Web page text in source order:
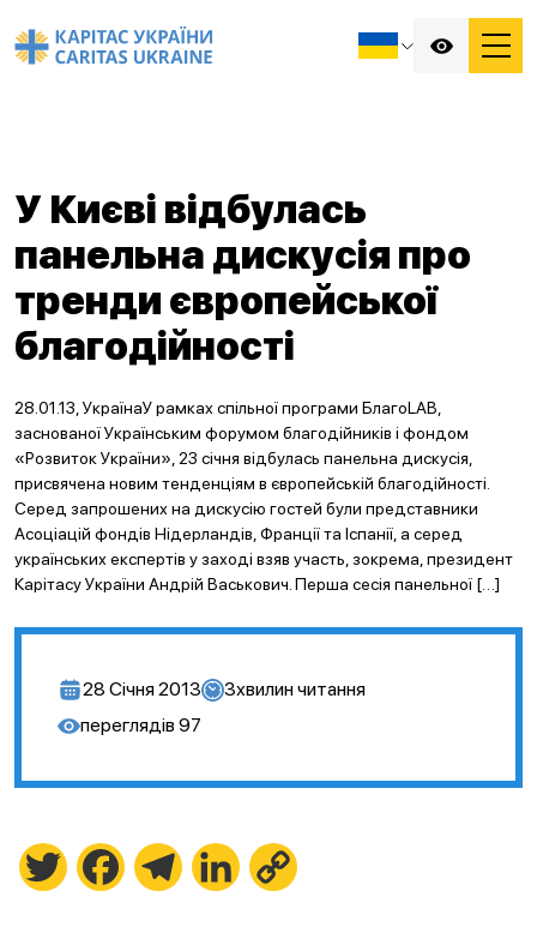
У Києві відбулась
панельна дискусія про
тренди європейської
благодійності
28.01.13, УкраїнаУ рамках спільної програми БлагоLAB,
заснованої Українським форумом благодійників і фондом
«Розвиток України», 23 січня відбулась панельна дискусія,
присвячена новим тенденціям в європейській благодійності.
Серед запрошених на дискусію гостей були представники
Асоціацій фондів Нідерландів, Франції та Іспанії, а серед
українських експертів у заході взяв участь, зокрема, президент
Карітасу України Андрій Васькович. Перша сесія панельної […]
28 Січня 2013 3хвилин читання
переглядів 97
Twitter FacebookTelegramLinkedIn